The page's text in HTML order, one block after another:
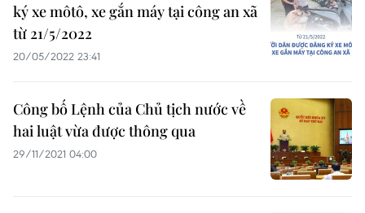
ký xe môtô, xe gắn máy tại công an xã
từ 21/5/2022
20/05/2022 23:41
Công bố Lệnh của Chủ tịch nước về
hai luật vừa được thông qua
29/11/2021 04:00